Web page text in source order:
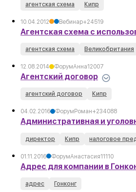
агентская схема Кипр
10.04.2012 Вебинар+24519
Агентская схема с
агентская схема Великобритания
12.08.2014 ФорумАнна1 2007
Агентский договор
агентский договор Кипр
04.02.2016 Форум Роман+234088
Административная и
директор Кипр налоговое
01.11.2016 ФорумАнастасия11110
Адрес для компании в
адрес Гонконг